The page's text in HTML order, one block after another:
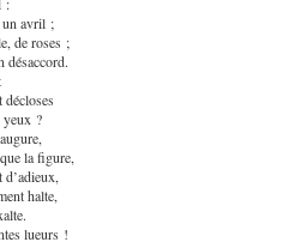
un avril ;
de roses ;
désaccord.
yeux ?
la figure,
d’adieux,
halte,
lueurs !